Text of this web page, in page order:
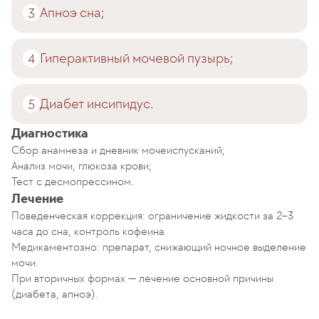
Апноэ сна;
Гиперактивный мочевой пузырь;
Диабет инсипидус.
Диагностика
Сбор анамнеза и дневник мочеиспусканий;
Анализ мочи, глюкоза крови;
Тест с десмопрессином.
Лечение
Поведенческая коррекция: ограничение жидкости за 2–3
часа до сна, контроль кофеина.
Медикаментозно: препарат, снижающий ночное выделение
мочи.
При вторичных формах — лечение основной причины
(диабета, апноэ).